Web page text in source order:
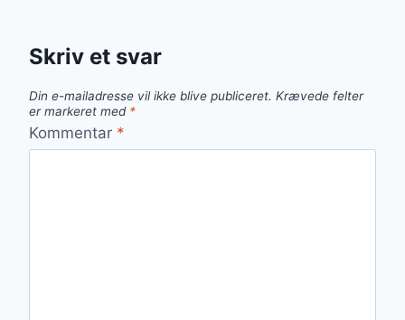
Skriv et svar
Din e-mailadresse vil ikke blive publiceret. Krævede felter
er markeret med *
Kommentar *